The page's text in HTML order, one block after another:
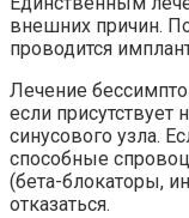
внешних причин.
проводится
Лечение
если
синусового узла.
способные
(бета-блокаторы,
отказаться.